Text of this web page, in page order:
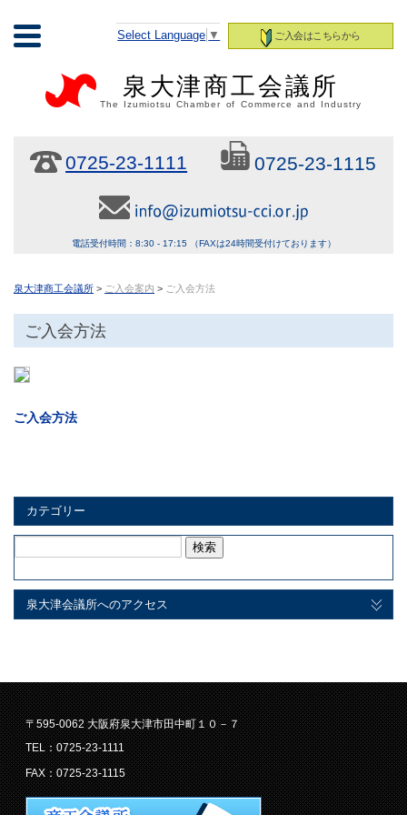
ご入会はこちらから
Select Language ▼
泉大津商工会議所
The Izumiotsu Chamber of Commerce and Industry
0725-23-1111 0725-23-1115
電話受付時間：8:30 - 17:15 （FAXは24時間受付けております）
泉大津商工会議所 > ご入会案内 > ご入会方法
ご入会方法
ご入会方法
カテゴリー
泉大津会議所へのアクセス
〒595-0062 大阪府泉大津市田中町１０－７
TEL：0725-23-1111
FAX：0725-23-1115